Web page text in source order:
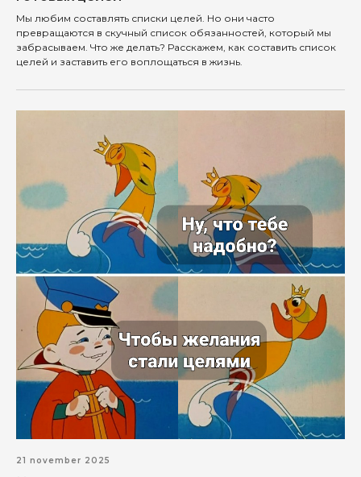
Мы любим составлять списки целей. Но они часто
превращаются в скучный список обязанностей, который мы
забрасываем. Что же делать? Расскажем, как составить список
целей и заставить его воплощаться в жизнь.
21 november 2025